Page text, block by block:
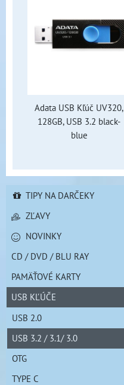
Adata USB Kľúč UV320,
128GB, USB 3.2 black-
blue
TIPY NA DARČEKY
ZĽAVY
NOVINKY
CD / DVD / BLU RAY
PAMÄŤOVÉ KARTY
USB KĽÚČE
USB 2.0
USB 3.2 / 3.1/ 3.0
OTG
TYPE C